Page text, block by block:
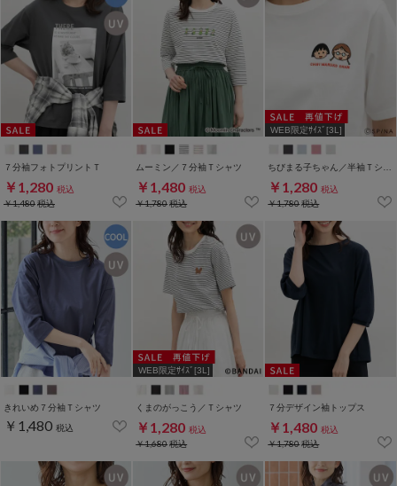
７分袖フォトプリントＴ
￥1,280 税込
￥1,480税込
ムーミン／７分袖Ｔシャツ
￥1,480 税込
￥1,780税込
WEB限定ｻｲｽﾞ[3L]
￥1,280 税込
￥1,780税込
きれいめ７分袖Ｔシャツ
￥1,480 税込
WEB限定ｻｲｽﾞ[3L]
くまのがっこう／Ｔシャツ
￥1,280 税込
￥1,680税込
７分デザイン袖トップス
￥1,480 税込
￥1,780税込